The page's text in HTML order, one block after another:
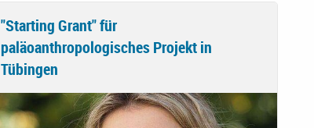
"Starting Grant" für
paläoanthropologisches Projekt in
Tübingen